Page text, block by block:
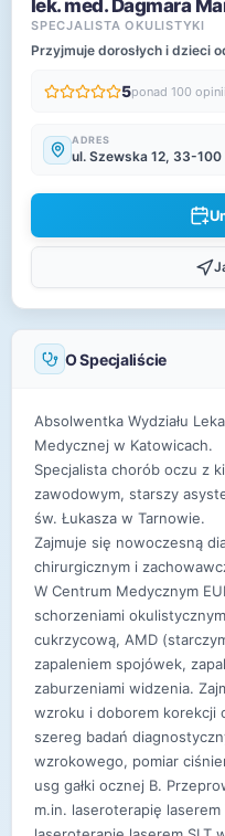
lek. med. Dagmara
SPECJALISTA OKULISTYKI
Przyjmuje dorosłych i dzieci
5ponad 100 opinii
ADRES
ul. Szewska 12, 33-100
O Specjaliście
Absolwentka Wydziału
Medycznej w Katowicach.
Specjalista chorób oczu z
zawodowym, starszy
św. Łukasza w Tarnowie.
Zajmuje się nowoczesną
chirurgicznym i
W Centrum Medycznym
schorzeniami
cukrzycową, AMD
zapaleniem spojówek,
zaburzeniami widzenia.
wzroku i doborem korekcji
szereg badań
wzrokowego, pomiar
usg gałki ocznej B.
m.in. laseroterapię